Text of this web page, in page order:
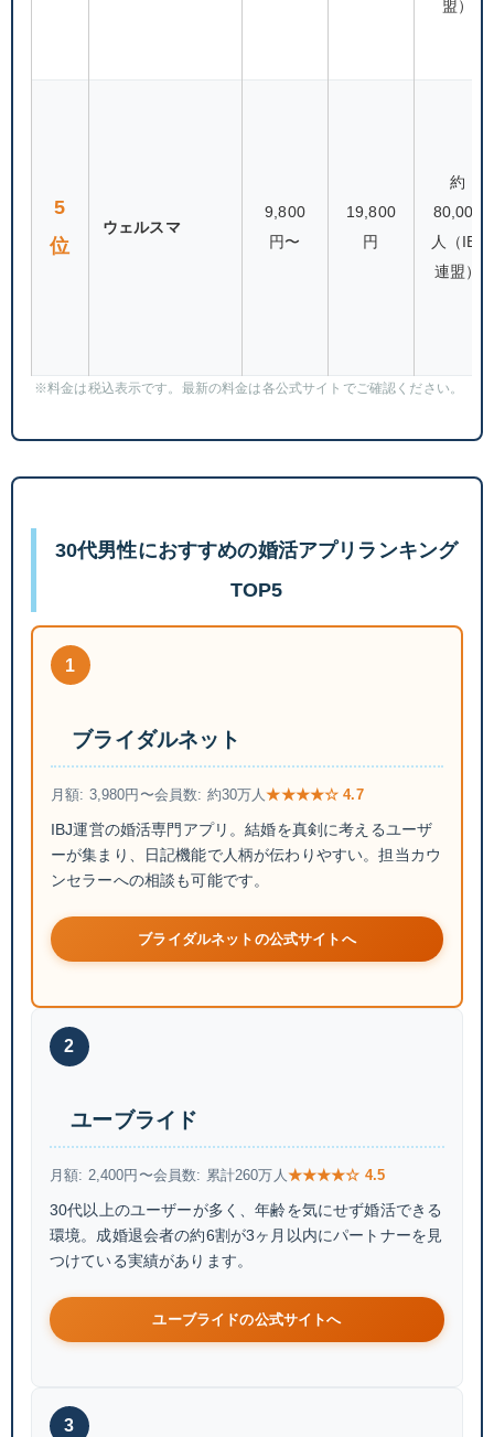
盟）
5
位
ウェルスマ
9,800
円〜
19,800
円
約
80,000
人（IBJ
連盟）
※料金は税込表示です。最新の料金は各公式サイトでご確認ください。
30代男性におすすめの婚活アプリランキング
TOP5
1
ブライダルネット
月額: 3,980円〜会員数: 約30万人★★★★☆ 4.7
IBJ運営の婚活専門アプリ。結婚を真剣に考えるユーザ
ーが集まり、日記機能で人柄が伝わりやすい。担当カウ
ンセラーへの相談も可能です。
ブライダルネットの公式サイトへ
2
ユーブライド
月額: 2,400円〜会員数: 累計260万人 ★★★★☆ 4.5
30代以上のユーザーが多く、年齢を気にせず婚活できる
環境。成婚退会者の約6割が3ヶ月以内にパートナーを見
つけている実績があります。
ユーブライドの公式サイトへ
3